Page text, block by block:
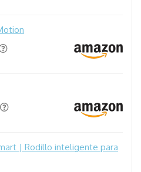
| Rodillo inteligente para